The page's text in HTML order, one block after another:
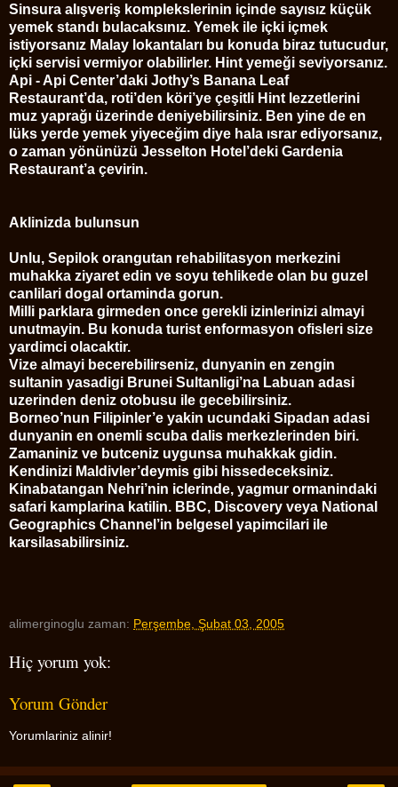
Sinsura alışveriş komplekslerinin içinde sayısız küçük
yemek standı bulacaksınız. Yemek ile içki içmek
istiyorsanız Malay lokantaları bu konuda biraz tutucudur,
içki servisi vermiyor olabilirler. Hint yemeği seviyorsanız.
Api - Api Center’daki Jothy’s Banana Leaf
Restaurant’da, roti’den köri’ye çeşitli Hint lezzetlerini
muz yaprağı üzerinde deniyebilirsiniz. Ben yine de en
lüks yerde yemek yiyeceğim diye hala ısrar ediyorsanız,
o zaman yönünüzü Jesselton Hotel’deki Gardenia
Restaurant’a çevirin.
Aklinizda bulunsun
Unlu, Sepilok orangutan rehabilitasyon merkezini
muhakka ziyaret edin ve soyu tehlikede olan bu guzel
canlilari dogal ortaminda gorun.
Milli parklara girmeden once gerekli izinlerinizi almayi
unutmayin. Bu konuda turist enformasyon ofisleri size
yardimci olacaktir.
Vize almayi becerebilirseniz, dunyanin en zengin
sultanin yasadigi Brunei Sultanligi’na Labuan adasi
uzerinden deniz otobusu ile gecebilirsiniz.
Borneo’nun Filipinler’e yakin ucundaki Sipadan adasi
dunyanin en onemli scuba dalis merkezlerinden biri.
Zamaniniz ve butceniz uygunsa muhakkak gidin.
Kendinizi Maldivler’deymis gibi hissedeceksiniz.
Kinabatangan Nehri’nin iclerinde, yagmur ormanindaki
safari kamplarina katilin. BBC, Discovery veya National
Geographics Channel’in belgesel yapimcilari ile
karsilasabilirsiniz.
alimerginoglu zaman: Perşembe, Şubat 03, 2005
Hiç yorum yok:
Yorum Gönder
Yorumlariniz alinir!